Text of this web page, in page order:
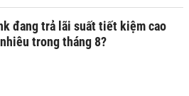
đang trả lãi suất tiết kiệm cao
trong tháng 8?